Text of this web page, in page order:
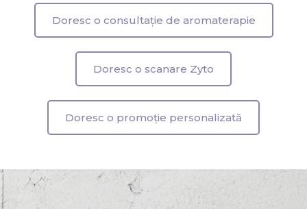
Doresc o consultație de aromaterapie
Doresc o scanare Zyto
Doresc o promoție personalizată